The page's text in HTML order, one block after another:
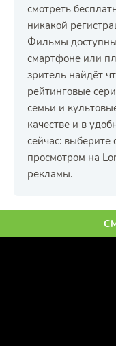
смотреть
никакой
Фильмы
смартфоне или
зритель найдёт
рейтинговые
семьи и
качестве и в
сейчас:
просмотром на
рекламы.